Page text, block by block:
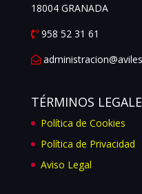
18004 GRANADA
958 52 31 61
TÉRMINOS
Política de Cookies
Política de Privacidad
Aviso Legal